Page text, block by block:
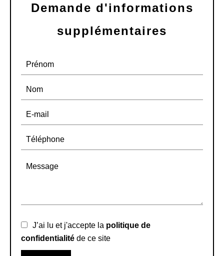
Demande d'informations
supplémentaires
J’ai lu et j'accepte la politique de
confidentialité de ce site